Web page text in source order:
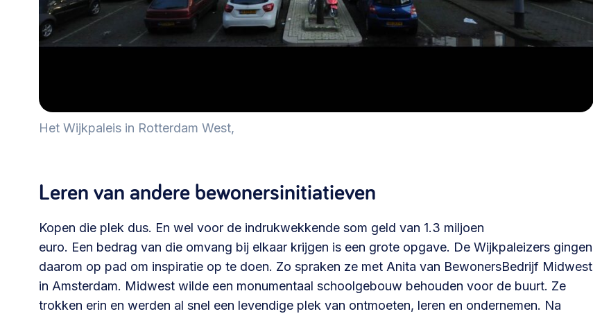
Het Wijkpaleis in Rotterdam West,
Leren van andere bewonersinitiatieven
Kopen die plek dus. En wel voor de indrukwekkende som geld van 1.3 miljoen
euro. Een bedrag van die omvang bij elkaar krijgen is een grote opgave. De Wijkpaleizers gingen
daarom op pad om inspiratie op te doen. Zo spraken ze met Anita van BewonersBedrijf Midwest
in Amsterdam. Midwest wilde een monumentaal schoolgebouw behouden voor de buurt. Ze
trokken erin en werden al snel een levendige plek van ontmoeten, leren en ondernemen. Na